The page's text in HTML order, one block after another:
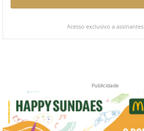
Acesso exclusivo a assinantes
Publicidade